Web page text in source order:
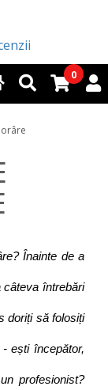
0
Înainte de a
câteva întrebări
doriți să folosiți
ești începător,
profesionist?